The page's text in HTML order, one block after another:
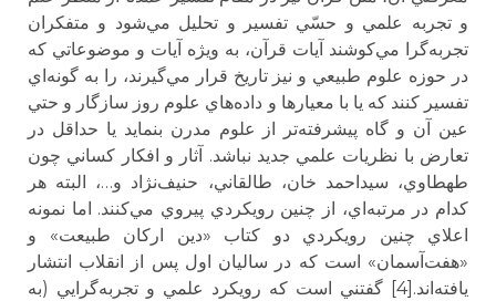
و تجربه علمي و حسّي تفسير و تحليل مي‌شود و متفكران
تجربه‌گرا مي‌كوشند آيات قرآن، به ويژه آيات و موضوعاتي كه
در حوزه علوم طبيعي و نيز تاريخ قرار مي‌گيرند، را به گونه‌اي
تفسير كنند كه يا با معيارها و داده‌هاي علوم روز سازگار و حتي
عين آن و گاه پيشرفته‌تر از علوم مدرن بنمايد يا حداقل در
تعارض با نظريات علمي جديد نباشد. آثار و افكار كساني چون
طهطاوي، سيداحمد خان،‌ طالقاني، حنيف‌نژاد و…، البته هر
كدام در مرتبه‌اي،‌ از چنين رويكردي پيروي مي‌كنند. اما نمونه
اعلاي چنين رويكردي دو كتاب «دين اركان طبيعت» و
«هفت‌آسمان» است كه در ساليان اول پس از انقلاب انتشار
يافته‌اند.[4] گفتني است كه رويكرد علمي و تجربه‌گرايي (به